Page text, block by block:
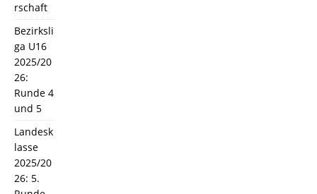
rschaft
Bezirksli
ga U16
2025/20
26:
Runde 4
und 5
Landesk
lasse
2025/20
26: 5.